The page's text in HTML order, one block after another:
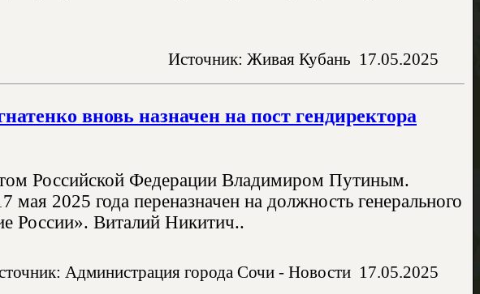
Источник: Живая Кубань 17.05.2025
вновь назначен на пост гендиректора
Российской Федерации Владимиром Путиным.
мая 2025 года переназначен на должность генерального
России». Виталий Никитич..
Администрация города Сочи - Новости 17.05.2025